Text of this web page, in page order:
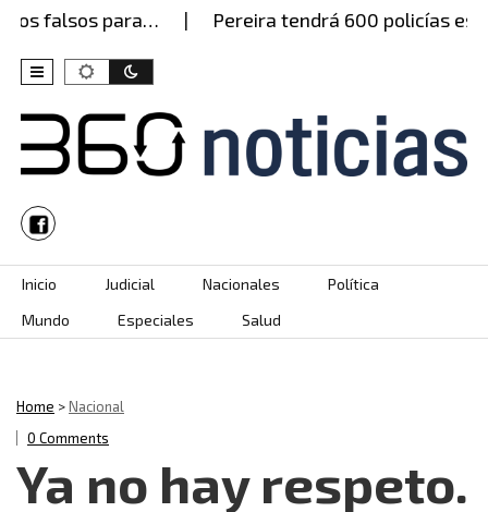
falsos para… Pereira tendrá 600 policías este
Skip to content
Inicio Judicial Nacionales
Política
Mundo
Especiales Salud
Home >Nacional
0 Comments
Ya no hay respeto.